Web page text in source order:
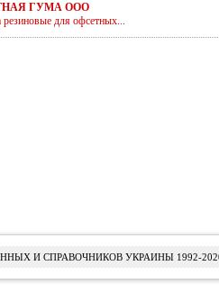
ГУМА ООО
резиновые для офсетных...
И СПРАВОЧНИКОВ УКРАИНЫ 1992-